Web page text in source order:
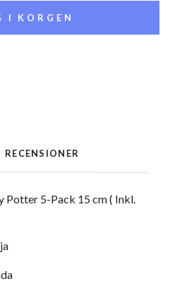
I KORGEN
RECENSIONER
Potter 5-Pack 15 cm ( Inkl.